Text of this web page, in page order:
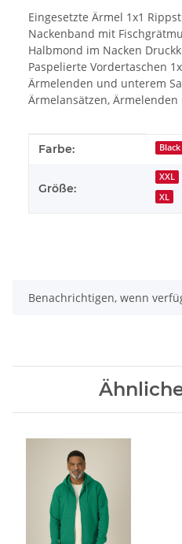
Eingesetzte Ärmel 1x1
Nackenband mit
Halbmond im Nacken
Paspelierte Vordertaschen
Ärmelenden und unterem
Ärmelansätzen,
Produkteigenschaft
Wert
Farbe: Black
Größe:
XXL
XL
Benachrichtigen, wenn